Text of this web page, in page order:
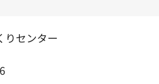
りセンター